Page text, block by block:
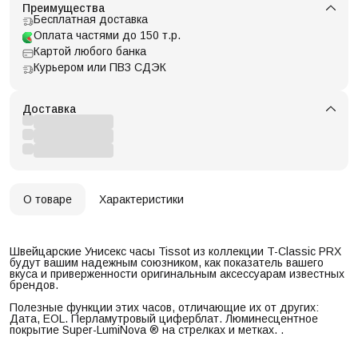
Преимущества
Бесплатная доставка
Оплата частями до 150 т.р.
Картой любого банка
Курьером или ПВЗ СДЭК
Доставка
О товаре Характеристики
Швейцарские Унисекс часы Tissot из коллекции T-Classic PRX
будут вашим надежным союзником, как показатель вашего
вкуса и приверженности оригинальным аксессуарам известных
брендов.
Полезные функции этих часов, отличающие их от других:
Дата, EOL. Перламутровый циферблат. Люминесцентное
покрытие Super-LumiNova ® на стрелках и метках. .